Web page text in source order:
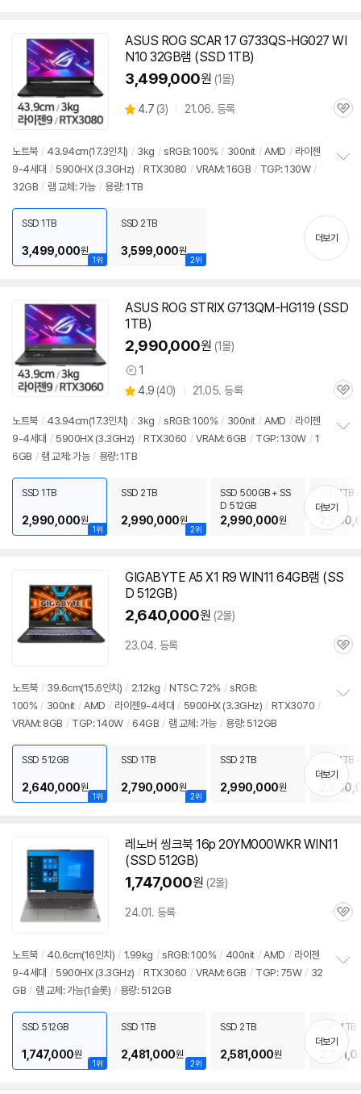
ASUS ROG SCAR 17 G733QS-HG027 WI
N10 32GB램 (SSD 1TB)
3,499,000원 (1몰)
별
4.7 (상
3) 21.06. 등록
관
노트북 / 43.94cm(17.3인치) / 3kg / sRGB: 100% / 300nit / AMD / 라이젠
9-4세대 / 5900HX (3.3GHz) / RTX3080 / VRAM: 16GB / TGP: 130W /
32GB / 램 교체: 가능 / 용량: 1TB
기
1위
SSD 1TB
3,499,000원
2위
SSD 2TB
3,599,000원
더보기
ASUS ROG STRIX G713QM-HG119 (SSD
1TB)
2,990,000원 (1몰)
상
품
견
1
별
점
4.9 (상
리
뷰
40) 21.05. 등록
관
노트북 / 43.94cm(17.3인치) / 3kg / sRGB: 100% / 300nit / AMD / 라이젠
9-4세대 / 5900HX (3.3GHz) / RTX3060 / VRAM: 6GB / TGP: 130W / 1
6GB / 램 교체: 가능 / 용량: 1TB
치
기
1위
SSD 1TB
2,990,000원
2위
SSD 2TB
2,990,000원
SSD 500GB + SS
D 512GB
2,990,000원
SSD 1TB
2GB
더보기
GIGABYTE A5 X1 R9 WIN11 64GB램 (SS
D 512GB)
2,640,000원 (2몰)
23.04. 등록
관
노트북 / 39.6cm(15.6인치) / 2.12kg / NTSC: 72% / sRGB:
100% / 300nit / AMD / 라이젠9-4세대 / 5900HX (3.3GHz) / RTX3070 /
VRAM: 8GB / TGP: 140W / 64GB / 램 교체: 가능 / 용량: 512GB
치
기
1위
SSD 512GB
2,640,000원
2위
SSD 1TB
2,790,000원
SSD 2TB
2,990,000원
SSD 1TB
B
더보기
레노버 씽크북 16p 20YM000WKR WIN11
(SSD 512GB)
1,747,000원 (2몰)
24.01. 등록
관
노트북 / 40.6cm(16인치) / 1.99kg / sRGB: 100% / 400nit / AMD / 라이젠
9-4세대 / 5900HX (3.3GHz) / RTX3060 / VRAM: 6GB / TGP: 75W / 32
GB / 램 교체: 가능(1슬롯) / 용량: 512GB
치
기
1위
SSD 512GB
1,747,000원
2위
SSD 1TB
2,481,000원
SSD 2TB
2,581,000원
SSD 4TB
더보기